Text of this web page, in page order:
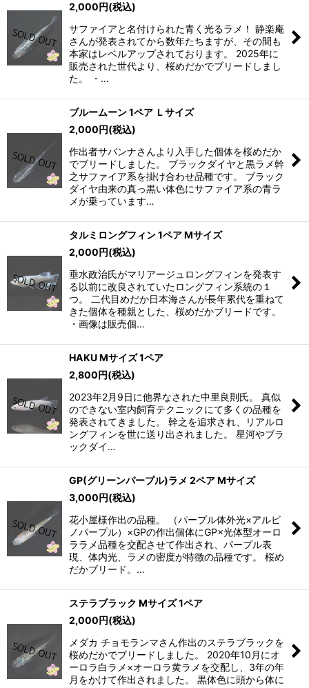
2,000円(税込)
サファイアと名付けられた青く光るラメ！ 静楽庵
さんが発表されてから数年たちますが、その間も
本家はレベルアップされております。 2025年に
販売された世代より、桜めだかでブリードしまし
た。 ・…
ブルームーン 1ペア Ｌサイズ
2,000円(税込)
作出者サバンナさんより入手した個体を桜めだか
でブリードしました。 ブラックダイヤと黒ラメ幹
之サファイア系を掛け合わせ品種です。 ブラック
ダイヤ由来の真っ黒い体色にサファイア系の青ラ
メが乗っています…
タルミロングフィン 1ペア Mサイズ
2,000円(税込)
垂水政治氏がマリアージュロングフィンを発表す
る以前に改良されていたロングフィン系統の１
つ。 二代目めだか日本海さんが長年累代を重ねて
きた個体を種親とした、桜めだかブリードです。
・画像は販売個…
HAKU Mサイズ 1ペア
2,800円(税込)
2023年2月9日に他界なされた中里良則氏。 真似
のできない室内飼育テクニックにて多くの品種を
発表されてきました。 幹之を追求され、リアルロ
ングフィンを世に送り出されました。 星河やブラ
ックダイ…
GP(グリーンパープル)ラメ 2ペア Mサイズ
3,000円(税込)
花小屋様作出の品種。 （パープル体外光×アルビ
ノパープル）×GPの作出個体にGP×光体型オーロ
ララメ品種を交配させて作出され、パープル表
現、体内光、ラメの密度が特徴の品種です。 桜め
だかブリード。…
ステラブラック Mサイズ 1ペア
2,000円(税込)
メダカ チョモランマさん作出のステラブラックを
桜めだかでブリードしました。 2020年10月にオ
ーロラ白ラメ×オーロラ黄ラメを交配し、3年の年
月をかけて作出されました。 黒体色に頭から体に